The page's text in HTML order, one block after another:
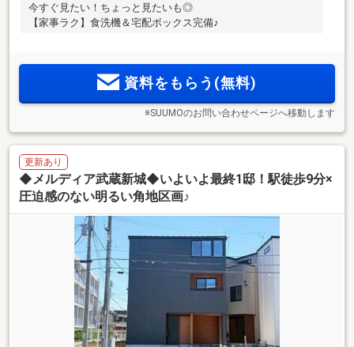
今すぐ見たい！ちょっと見たいも◎
【家事ラク】食洗機＆宅配ボックス完備♪
資料をもらう(無料)
※SUUMOのお問い合わせページへ移動します
更新あり
◆メルディア武蔵新城◆いよいよ最終1邸！駅徒歩9分×
圧迫感のない明るい角地区画♪